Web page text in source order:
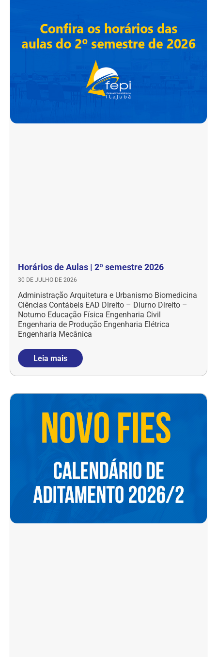
Horários de Aulas | 2º semestre 2026
30 DE JULHO DE 2026
Administração Arquitetura e Urbanismo Biomedicina
Ciências Contábeis EAD Direito – Diurno Direito –
Noturno Educação Física Engenharia Civil
Engenharia de Produção Engenharia Elétrica
Engenharia Mecânica
Leia mais